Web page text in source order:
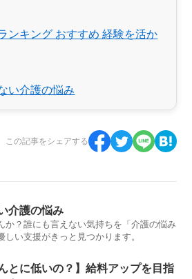
キング おすすめ 経験を活か
い介護の悩み
この記事をシェアする
介護の悩み
か？誰にも言えない気持ちを「介護の悩み
い支援がきっと見つかります。
とに低いの？】給料アップを目指